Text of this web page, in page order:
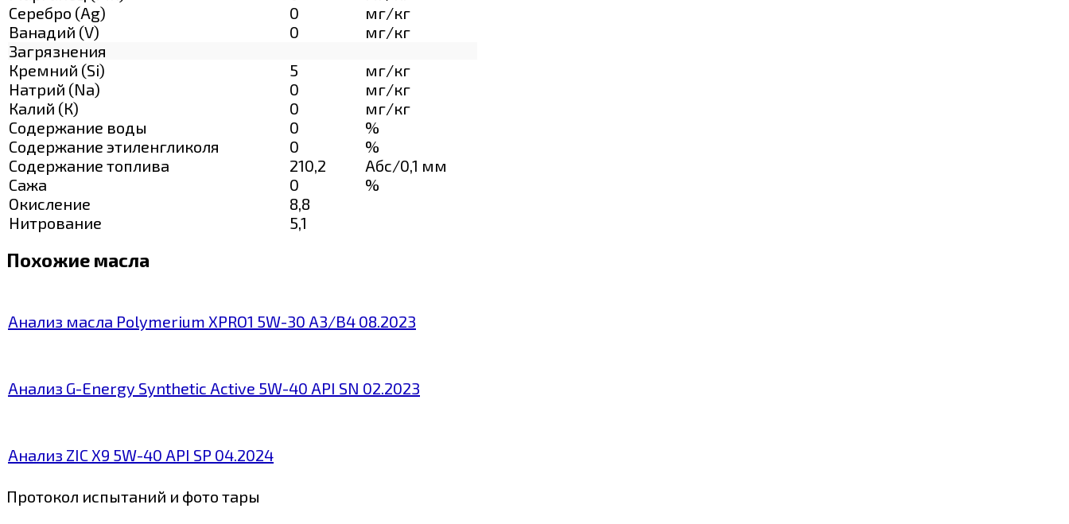
Серебро (Ag)
0
мг/кг
Ванадий (V)
0
мг/кг
Загрязнения
Кремний (Si)
5
мг/кг
Натрий (Na)
0
мг/кг
Калий (К)
0
мг/кг
Содержание воды
0
%
Содержание этиленгликоля
0
%
Содержание топлива
210,2
Абс/0,1 мм
Сажа
0
%
Окисление
8,8
Нитрование
5,1
Похожие масла
Анализ масла Polymerium XPRO1 5W-30 A3/B4 08.2023
Анализ G-Energy Synthetic Active 5W-40 API SN 02.2023
Анализ ZIC X9 5W-40 API SP 04.2024
Протокол испытаний и фото тары